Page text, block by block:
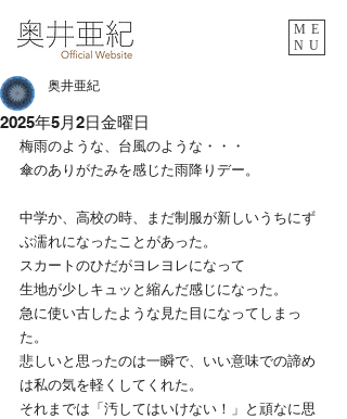
ME
NU
2025年5月2日金曜日
奥井亜紀
梅雨のような、台風のような・・・
傘のありがたみを感じた雨降りデー。
中学か、高校の時、まだ制服が新しいうちにず
ぶ濡れになったことがあった。
スカートのひだがヨレヨレになって
生地が少しキュッと縮んだ感じになった。
急に使い古したような見た目になってしまっ
た。
悲しいと思ったのは一瞬で、いい意味での諦め
は私の気を軽くしてくれた。
それまでは「汚してはいけない！」と頑なに思